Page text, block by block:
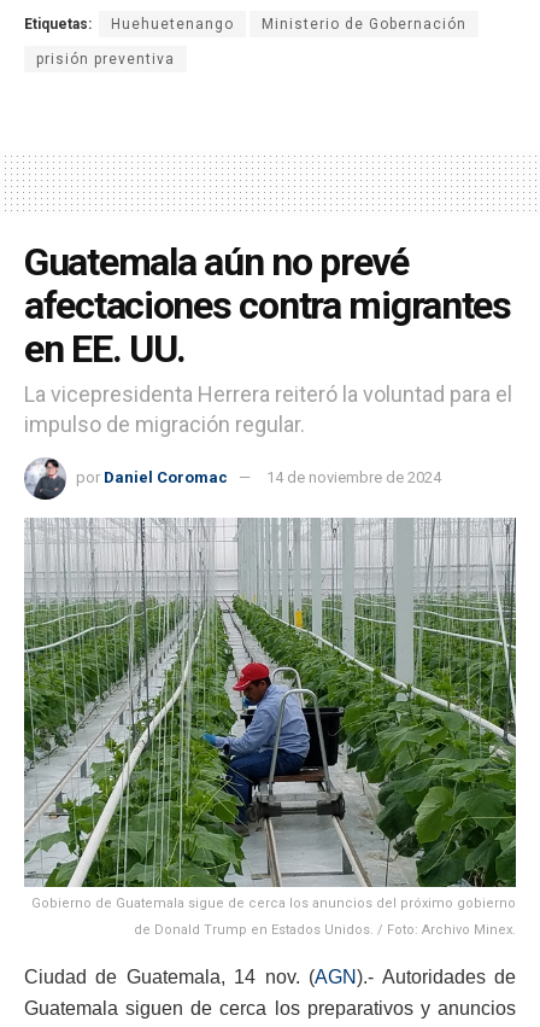
Etiquetas: Huehuetenango Ministerio de Gobernación
prisión preventiva
Guatemala aún no prevé
afectaciones contra migrantes
en EE. UU.
La vicepresidenta Herrera reiteró la voluntad para el
impulso de migración regular.
por Daniel Coromac 14 de noviembre de 2024
Gobierno de Guatemala sigue de cerca los anuncios del próximo gobierno
de Donald Trump en Estados Unidos. / Foto: Archivo Minex.
Ciudad de Guatemala, 14 nov. (AGN).- Autoridades de
Guatemala siguen de cerca los preparativos y anuncios